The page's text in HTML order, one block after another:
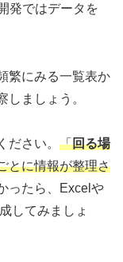
発ではデータを
繁にみる一覧表か
しましょう。
ださい。 「回る場
とに情報が整理さ
ったら、Excelや
してみましょ